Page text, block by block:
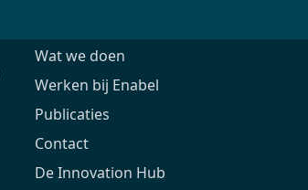
Wat we doen
Werken bij Enabel
Publicaties
Contact
De Innovation Hub